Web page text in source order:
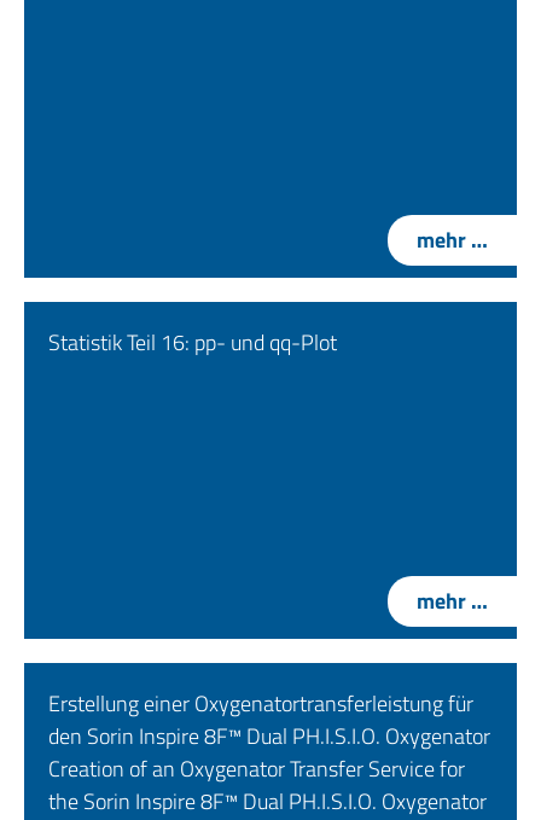
mehr …
Statistik Teil 16: pp- und qq-Plot
mehr …
Erstellung einer Oxygenatortransferleistung für
den Sorin Inspire 8F™ Dual PH.I.S.I.O. Oxygenator
Creation of an Oxygenator Transfer Service for
the Sorin Inspire 8F™ Dual PH.I.S.I.O. Oxygenator